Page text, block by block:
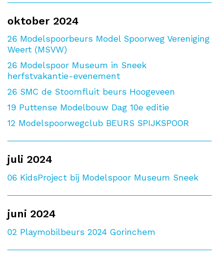
oktober 2024
26 Modelspoorbeurs Model Spoorweg Vereniging
Weert (MSVW)
26 Modelspoor Museum in Sneek
herfstvakantie-evenement
26 SMC de Stoomfluit beurs Hoogeveen
19 Puttense Modelbouw Dag 10e editie
12 Modelspoorwegclub BEURS SPIJKSPOOR
juli 2024
06 KidsProject bij Modelspoor Museum Sneek
juni 2024
02 Playmobilbeurs 2024 Gorinchem